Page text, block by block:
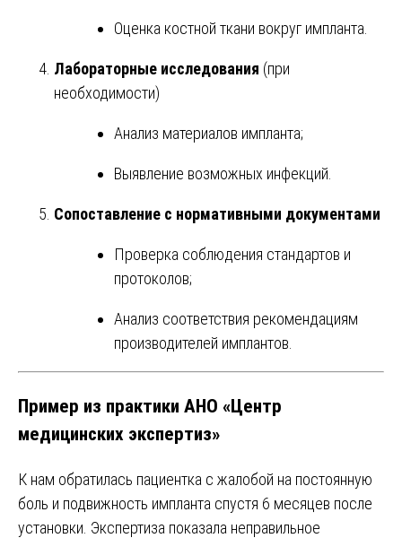
Оценка костной ткани вокруг импланта.
Лабораторные исследования (при
необходимости)
Анализ материалов импланта;
Выявление возможных инфекций.
Сопоставление с нормативными документами
Проверка соблюдения стандартов и
протоколов;
Анализ соответствия рекомендациям
производителей имплантов.
Пример из практики АНО «Центр
медицинских экспертиз»
К нам обратилась пациентка с жалобой на постоянную
боль и подвижность импланта спустя 6 месяцев после
установки. Экспертиза показала неправильное